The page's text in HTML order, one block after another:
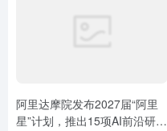
阿里达摩院发布2027届“阿里
星”计划，推出15项AI前沿研究